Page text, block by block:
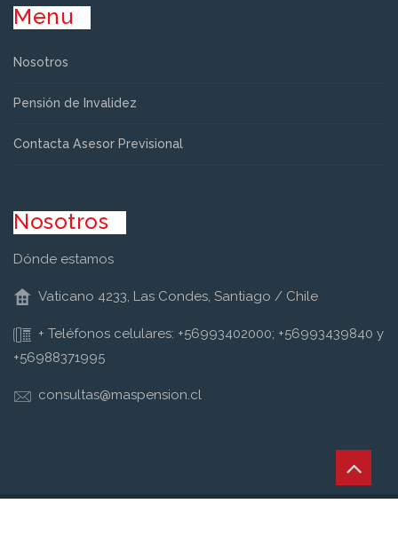
Menu
Nosotros
Pensión de Invalidez
Contacta Asesor Previsional
Nosotros
Dónde estamos
Vaticano 4233, Las Condes, Santiago / Chile
+ Teléfonos celulares: +56993402000; +56993439840 y
+56988371995
consultas@maspension.cl